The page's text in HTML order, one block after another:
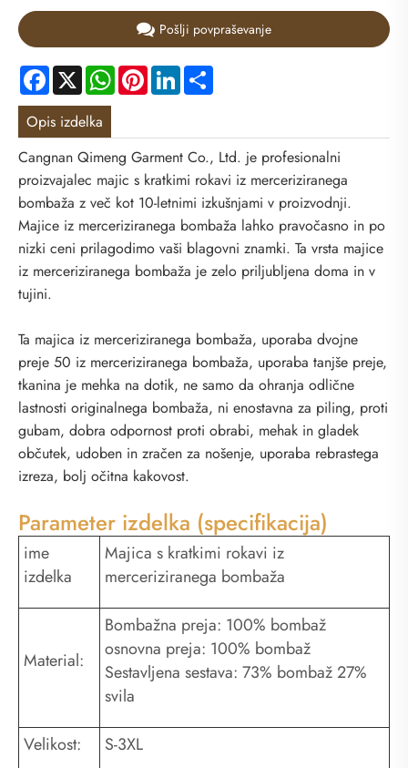
Pošlji povpraševanje
Facebook
X WhatsApp
PinterestLinkedIn
Opis izdelka
Cangnan Qimeng Garment Co., Ltd. je profesionalni
proizvajalec majic s kratkimi rokavi iz merceriziranega
bombaža z več kot 10-letnimi izkušnjami v proizvodnji.
Majice iz merceriziranega bombaža lahko pravočasno in po
nizki ceni prilagodimo vaši blagovni znamki. Ta vrsta majice
iz merceriziranega bombaža je zelo priljubljena doma in v
tujini.
Ta majica iz merceriziranega bombaža, uporaba dvojne
preje 50 iz merceriziranega bombaža, uporaba tanjše preje,
tkanina je mehka na dotik, ne samo da ohranja odlične
lastnosti originalnega bombaža, ni enostavna za piling, proti
gubam, dobra odpornost proti obrabi, mehak in gladek
občutek, udoben in zračen za nošenje, uporaba rebrastega
izreza, bolj očitna kakovost.
Parameter izdelka (specifikacija)
ime
izdelka
Majica s kratkimi rokavi iz
merceriziranega bombaža
Material:
Bombažna preja: 100% bombaž
osnovna preja: 100% bombaž
Sestavljena sestava: 73% bombaž 27%
svila
Velikost: S-3XL